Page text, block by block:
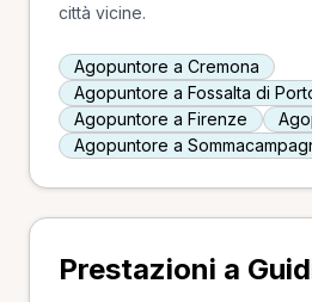
città vicine.
Agopuntore a Cremona
Agopuntore a Fossalta di
Agopuntore a Firenze
Agopuntore a
Prestazioni a